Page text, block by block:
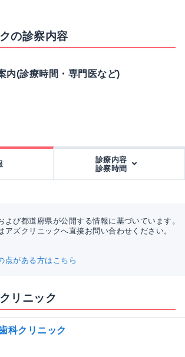
の診察内容
内(診療時間・専門医など)
診療内容
診察時間
よび都道府県が公開する情報に基づいています。
アズクリニックへ直接お問い合わせください。
点がある方はこちら
リニック
科クリニック